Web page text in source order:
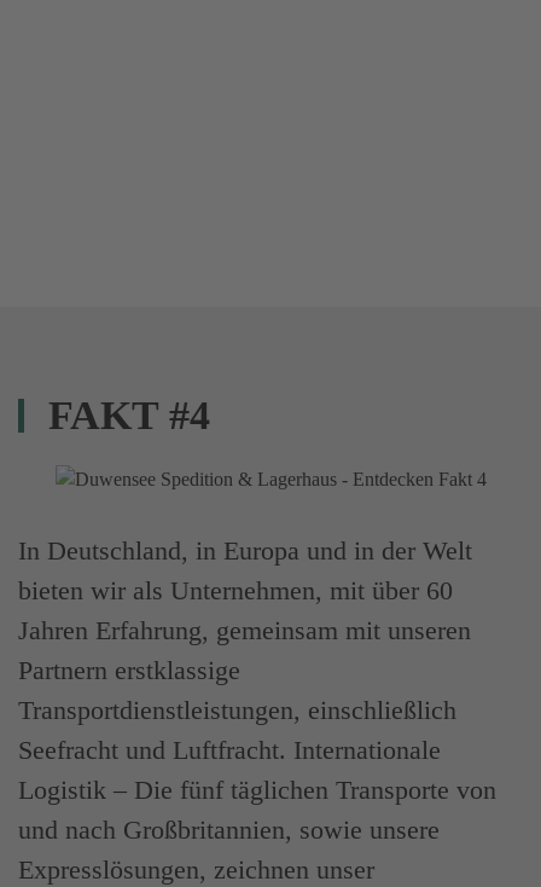
FAKT #4
In Deutschland, in Europa und in der Welt
bieten wir als Unternehmen, mit über 60
Jahren Erfahrung, gemeinsam mit unseren
Partnern erstklassige
Transportdienstleistungen, einschließlich
Seefracht und Luftfracht. Internationale
Logistik – Die fünf täglichen Transporte von
und nach Großbritannien, sowie unsere
Expresslösungen, zeichnen unser